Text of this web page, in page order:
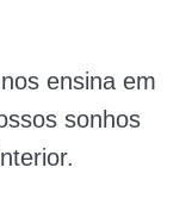
ensina em
sonhos